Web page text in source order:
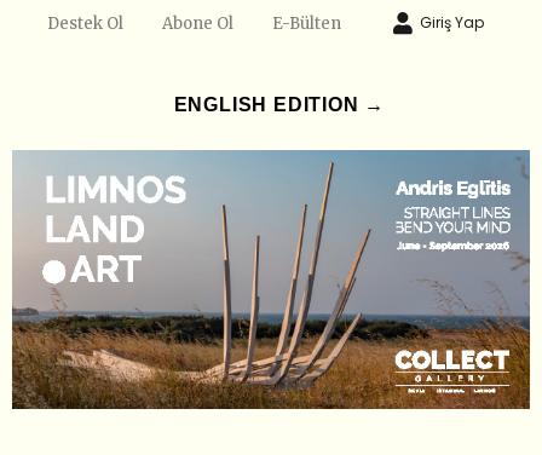
Destek Ol Abone Ol E-Bülten Giriş Yap
ENGLISH EDITION →